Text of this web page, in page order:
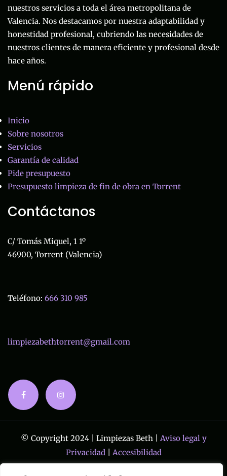
nuestros servicios a toda el área metropolitana de
Valencia. Nos destacamos por nuestra adaptabilidad y
honestidad profesional, cubriendo las necesidades de
nuestros clientes de manera eficiente y profesional desde
hace años.
Menú rápido
Inicio
Sobre nosotros
Servicios
Garantía de calidad
Pide presupuesto
Presupuesto limpieza de fin de obra en Torrent
Contáctanos
C/ Tomás Miquel, 1 1º
46900, Torrent (Valencia)
Teléfono: 666 310 985
limpiezabethtorrent@gmail.com
© Copyright 2024 | Limpiezas Beth | Aviso legal y
Privacidad| Accesibilidad